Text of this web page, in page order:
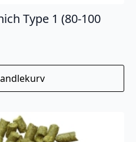
Type 1 (80-100